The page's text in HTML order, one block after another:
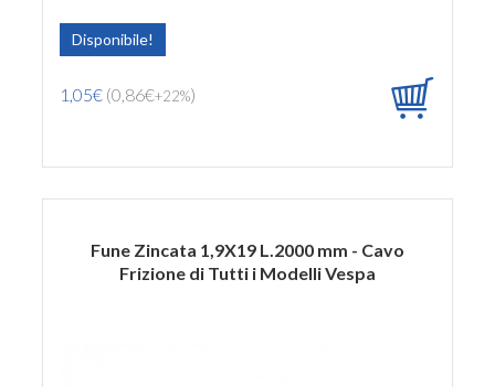
Disponibile!
1,05€ (0,86€+22%)
Fune Zincata 1,9X19 L.2000 mm - Cavo
Frizione di Tutti i Modelli Vespa